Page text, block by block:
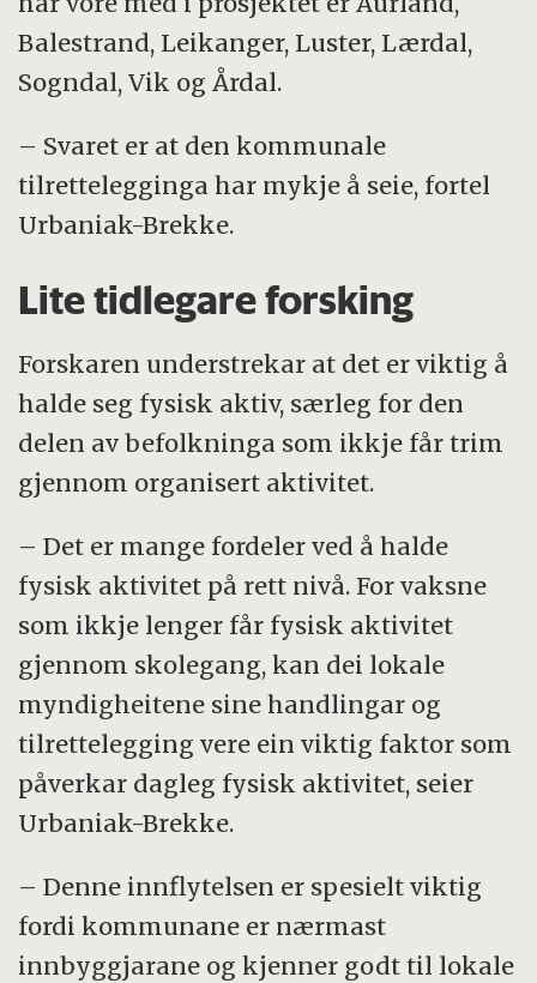
Balestrand, Leikanger, Luster, Lærdal,
Sogndal, Vik og Årdal.
– Svaret er at den kommunale
tilrettelegginga har mykje å seie, fortel
Urbaniak-Brekke.
Lite tidlegare forsking
Forskaren understrekar at det er viktig å
halde seg fysisk aktiv, særleg for den
delen av befolkninga som ikkje får trim
gjennom organisert aktivitet.
– Det er mange fordeler ved å halde
fysisk aktivitet på rett nivå. For vaksne
som ikkje lenger får fysisk aktivitet
gjennom skolegang, kan dei lokale
myndigheitene sine handlingar og
tilrettelegging vere ein viktig faktor som
påverkar dagleg fysisk aktivitet, seier
Urbaniak-Brekke.
– Denne innflytelsen er spesielt viktig
fordi kommunane er nærmast
innbyggjarane og kjenner godt til lokale